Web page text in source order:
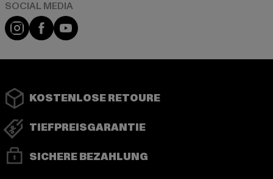
Instagram
FacebookYouTube
KOSTENLOSE RETOURE
TIEFPREISGARANTIE
SICHERE BEZAHLUNG